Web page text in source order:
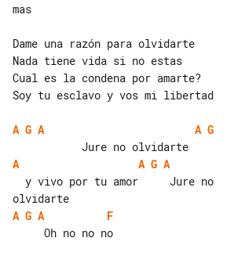
mas
Dame una razón para olvidarte
Nada tiene vida si no estas
Cual es la condena por amarte?
Soy tu esclavo y vos mi libertad
A G A A G
A
A G A
A G A
F